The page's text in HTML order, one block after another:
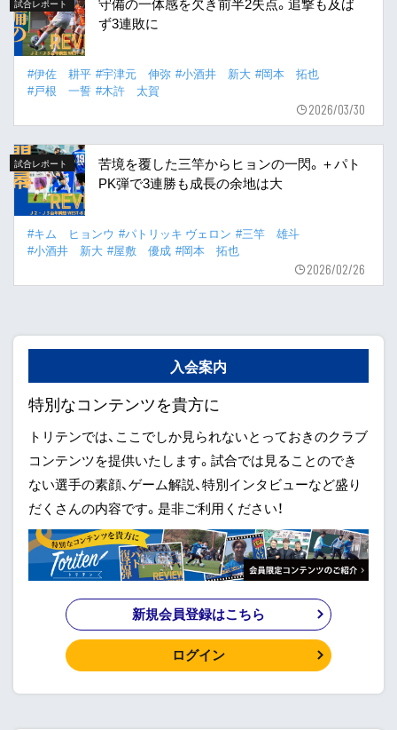
試合レポート
ず3連敗に
#伊佐 耕平 #宇津元 伸弥 #小酒井 新大 #岡本 拓也
#戸根 一誓 #木許 太賀
2026/03/30
試合レポート
苦境を覆した三竿からヒョンの一閃。＋パト
PK弾で3連勝も成長の余地は大
#キム ヒョンウ #パトリッキ ヴェロン #三竿 雄斗
#小酒井 新大 #屋敷 優成 #岡本 拓也
2026/02/26
入会案内
特別なコンテンツを貴方に
トリテンでは、ここでしか見られないとっておきのクラブ
コンテンツを提供いたします。試合では見ることのでき
ない選手の素顔、ゲーム解説、特別インタビューなど盛り
だくさんの内容です。是非ご利用ください！
新規会員登録はこちら
ログイン